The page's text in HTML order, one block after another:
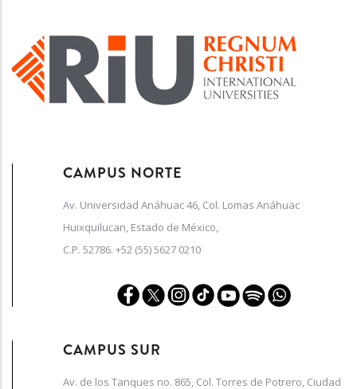
CAMPUS NORTE
Av. Universidad Anáhuac 46, Col. Lomas Anáhuac
Huixquilucan, Estado de México,
C.P. 52786. +52 (55) 5627 0210
CAMPUS SUR
Av. de los Tanques no. 865, Col. Torres de Potrero, Ciudad